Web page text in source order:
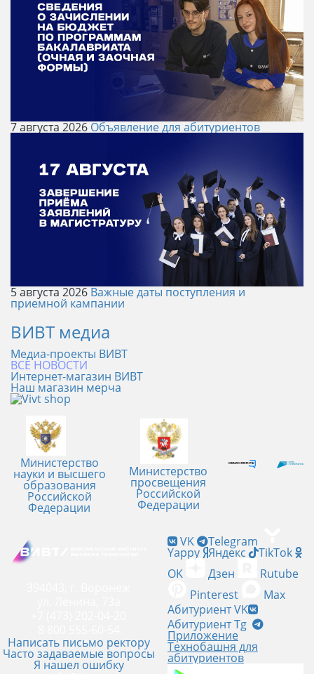
7 августа 2026Объявление для абитуриентов
5 августа 2026 Важные даты поступления и
приемной кампании
ВИВТ медиа
Медиа-проекты ВИВТ
ВСЕ НОВОСТИ
Интернет-магазин ВИВТ
Наш магазин мерча
Министерство
науки и высшего
образования
Российской
Федерации
Министерство
просвещения
Российской
Федерации
Написать письмо ректору
Часто задаваемые вопросы
Я нашел ошибку
VK Telegram
Yappy Яндекс
TikTok
OK
Дзен
Rutube
Pinterest
Max
Абитуриент VK
Абитуриент Tg
Приложение
Технобашня для
абитуриентов